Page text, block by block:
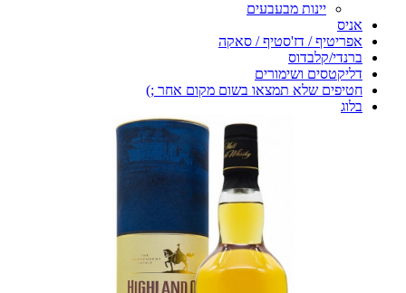
יינות מבעבעים
אניס
אפריטיף / דז'סטיף / סאקה
ברנדי/קלבדוס
דליקטסים ושימורים
חטיפים שלא תמצאו בשום מקום אחר ;)
בלוג